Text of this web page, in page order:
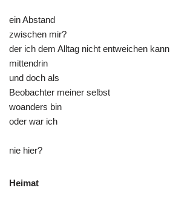
ein Abstand
zwischen mir?
der ich dem Alltag nicht entweichen kann
mittendrin
und doch als
Beobachter meiner selbst
woanders bin
oder war ich
nie hier?
Heimat